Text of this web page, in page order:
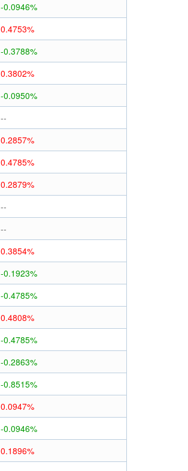
-0.0946%
0.4753%
-0.3788%
0.3802%
-0.0950%
--
0.2857%
0.4785%
0.2879%
--
--
0.3854%
-0.1923%
-0.4785%
0.4808%
-0.4785%
-0.2863%
-0.8515%
0.0947%
-0.0946%
0.1896%